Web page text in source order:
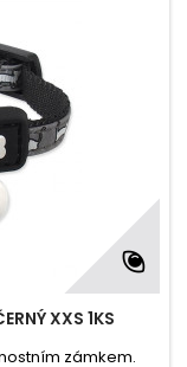
XXS 1KS
zámkem.